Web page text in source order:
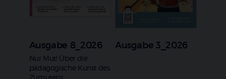
Ausgabe 8_2026
:
Nur Mut! Über die
pädagogische Kunst des
Zumutens
Ausgabe 3_2026